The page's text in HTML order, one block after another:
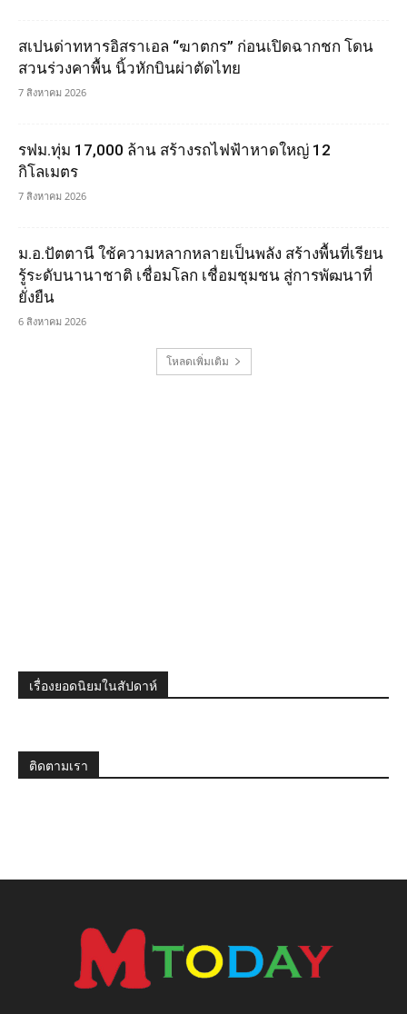
สเปนด่าทหารอิสราเอล “ฆาตกร” ก่อนเปิดฉากชก โดน
สวนร่วงคาพื้น นิ้วหักบินผ่าตัดไทย
7 สิงหาคม 2026
รฟม.ทุ่ม 17,000 ล้าน สร้างรถไฟฟ้าหาดใหญ่ 12
กิโลเมตร
7 สิงหาคม 2026
ม.อ.ปัตตานี ใช้ความหลากหลายเป็นพลัง สร้างพื้นที่เรียน
รู้ระดับนานาชาติ เชื่อมโลก เชื่อมชุมชน สู่การพัฒนาที่
ยั่งยืน
6 สิงหาคม 2026
โหลดเพิ่มเติม
เรื่องยอดนิยมในสัปดาห์
ติดตามเรา